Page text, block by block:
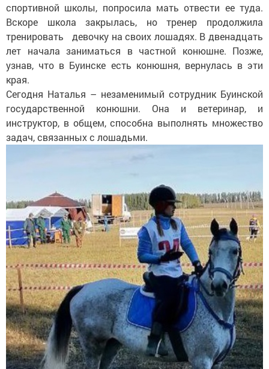
спортивной школы, попросила мать отвести ее туда.
Вскоре школа закрылась, но тренер продолжила
тренировать девочку на своих лошадях. В двенадцать
лет начала заниматься в частной конюшне. Позже,
узнав, что в Буинске есть конюшня, вернулась в эти
края.
Сегодня Наталья – незаменимый сотрудник Буинской
государственной конюшни. Она и ветеринар, и
инструктор, в общем, способна выполнять множество
задач, связанных с лошадьми.